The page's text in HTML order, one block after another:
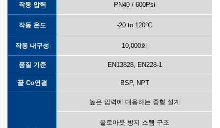
작동 압력 PN40 / 600Psi
작동 온도 -20 to 120°C
작동 내구성 10,000회
품질 기준 EN13828, EN228-1
끝 Co연결 BSP, NPT
높은 압력에 대응하는 중형 설계
블로아웃 방지 스템 구조